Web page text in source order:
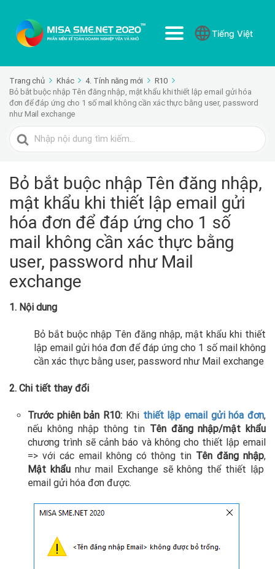
Tiếng Việt
Trang chủ Khác 4. Tính năng mới
R10
Bỏ bắt buộc nhập Tên đăng nhập, mật khẩu khi thiết lập email gửi hóa
đơn để đáp ứng cho 1 số mail không cần xác thực bằng user, password
như Mail exchange
Tìm
kiếm
Bỏ bắt buộc nhập Tên đăng nhập,
mật khẩu khi thiết lập email gửi
hóa đơn để đáp ứng cho 1 số
mail không cần xác thực bằng
user, password như Mail
exchange
1. Nội dung
Bỏ bắt buộc nhập Tên đăng nhập, mật khẩu khi thiết
lập email gửi hóa đơn để đáp ứng cho 1 số mail không
cần xác thực bằng user, password như Mail exchange
2. Chi tiết thay đổi
Trước phiên bản R10: Khi thiết lập email gửi hóa đơn,
nếu không nhập thông tin Tên đăng nhập/mật khẩu
chương trình sẽ cảnh báo và không cho thiết lập email
=> với các email không có thông tin Tên đăng nhập,
Mật khẩunhư mail Exchange sẽ không thể thiết lập
email gửi hóa đơn được.